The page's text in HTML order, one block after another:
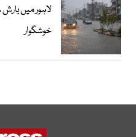
لاہور میں
خوشگوار